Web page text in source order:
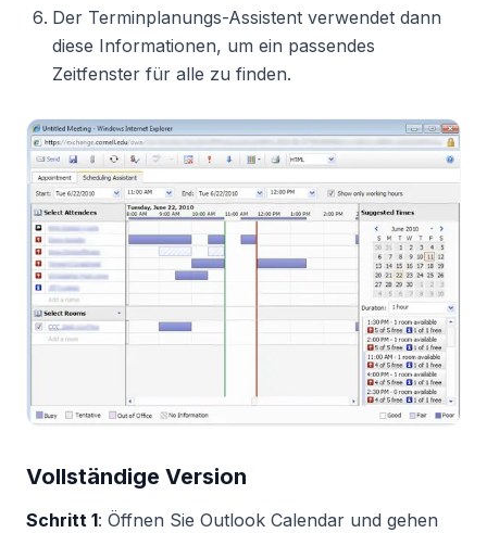
Der Terminplanungs-Assistent verwendet dann
diese Informationen, um ein passendes
Zeitfenster für alle zu finden.
Vollständige Version
Schritt 1: Öffnen Sie Outlook Calendar und gehen